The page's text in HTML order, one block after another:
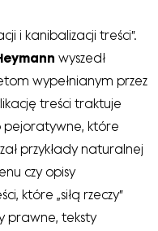
i kanibalizacji treści”.
wyszedł
wypełnianym przez
treści traktuje
pejoratywne, które
przykłady naturalnej
czy opisy
które „siłą rzeczy”
prawne, teksty